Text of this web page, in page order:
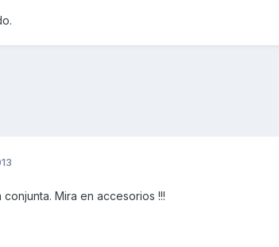
Mira en accesorios !!!